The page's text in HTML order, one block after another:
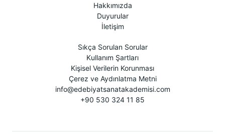
Hakkımızda
Duyurular
İletişim
Sıkça Sorulan Sorular
Kullanım Şartları
Kişisel Verilerin Korunması
Çerez ve Aydınlatma Metni
info@edebiyatsanatakademisi.com
+90 530 324 11 85